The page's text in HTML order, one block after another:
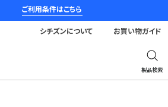
ご利用条件はこちら
製品検索
シチズンについて お買い物ガイド